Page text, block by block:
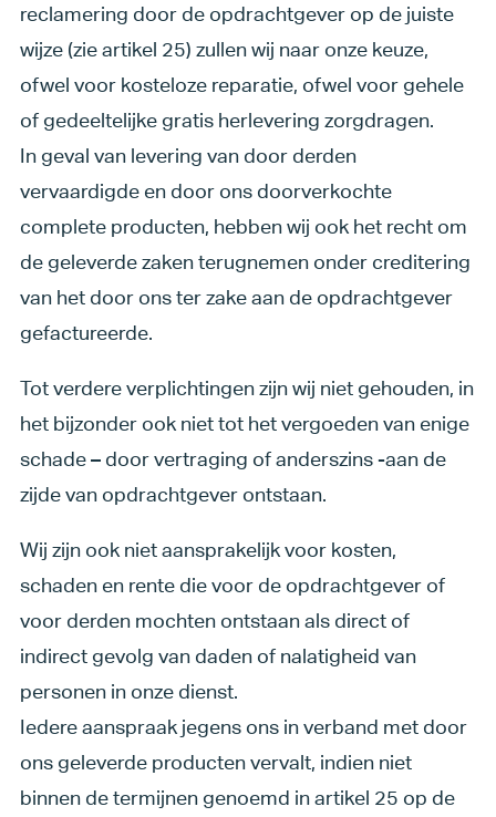
reclamering door de opdrachtgever op de juiste
wijze (zie artikel 25) zullen wij naar onze keuze,
ofwel voor kosteloze reparatie, ofwel voor gehele
of gedeeltelijke gratis herlevering zorgdragen.
In geval van levering van door derden
vervaardigde en door ons doorverkochte
complete producten, hebben wij ook het recht om
de geleverde zaken terugnemen onder creditering
van het door ons ter zake aan de opdrachtgever
gefactureerde.
Tot verdere verplichtingen zijn wij niet gehouden, in
het bijzonder ook niet tot het vergoeden van enige
schade – door vertraging of anderszins -aan de
zijde van opdrachtgever ontstaan.
Wij zijn ook niet aansprakelijk voor kosten,
schaden en rente die voor de opdrachtgever of
voor derden mochten ontstaan als direct of
indirect gevolg van daden of nalatigheid van
personen in onze dienst.
Iedere aanspraak jegens ons in verband met door
ons geleverde producten vervalt, indien niet
binnen de termijnen genoemd in artikel 25 op de